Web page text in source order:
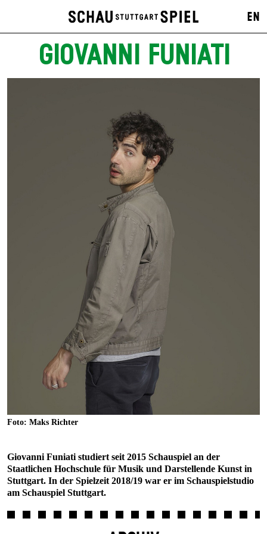
EN
GIOVANNI FUNIATI
Foto: Maks Richter
Giovanni Funiati studiert seit 2015 Schauspiel an der
Staatlichen Hochschule für Musik und Darstellende Kunst in
Stuttgart. In der Spielzeit 2018/19 war er im Schauspielstudio
am Schauspiel Stuttgart.